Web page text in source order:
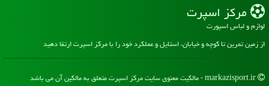
مركز اسپرت
لوازم و لباس اسپورت
از زمین تمرین تا کوچه و خیابان، استایل و عملکرد خود را با مرکز اسپرت ارتقا دهید